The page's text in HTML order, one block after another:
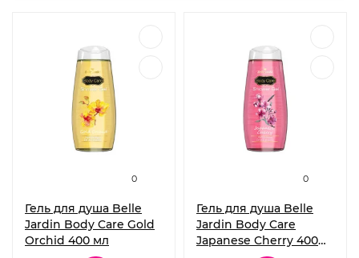
0
Гель для душа Belle
Jardin Body Care Gold
Orchid 400 мл
0
Гель для душа Belle
Jardin Body Care
Japanese Cherry 400